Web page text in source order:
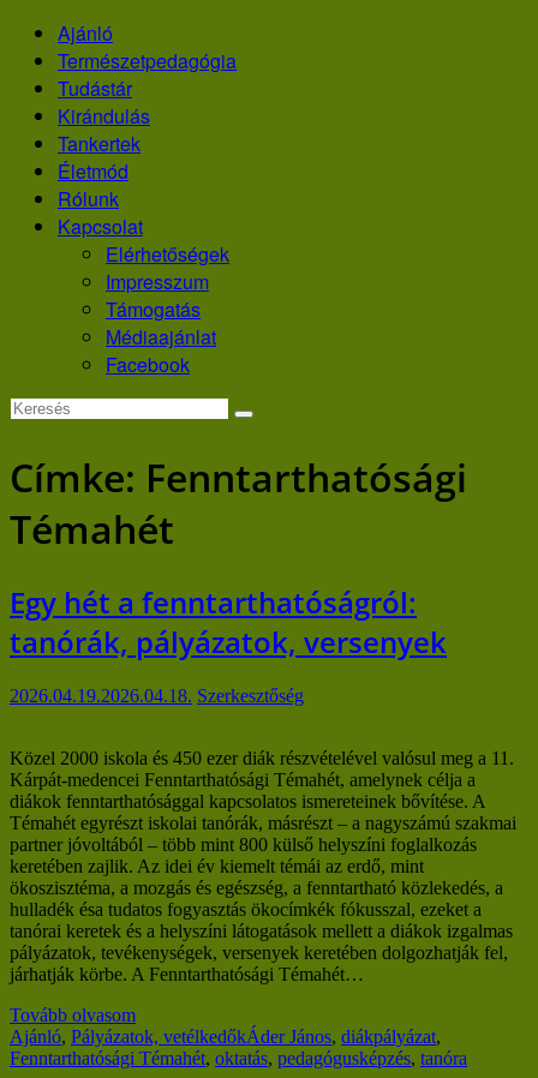
Skip
content
Ajánló
Természetpedagógia
Tudástár
Kirándulás
Tankertek
Életmód
Rólunk
Kapcsolat
Elérhetőségek
Impresszum
Támogatás
Médiaajánlat
Facebook
Címke: Fenntarthatósági
Témahét
Egy hét a fenntarthatóságról:
tanórák, pályázatok, versenyek
2026.04.19.2026.04.18. Szerkesztőség
Közel 2000 iskola és 450 ezer diák részvételével valósul meg a 11.
Kárpát-medencei Fenntarthatósági Témahét, amelynek célja a
diákok fenntarthatósággal kapcsolatos ismereteinek bővítése. A
Témahét egyrészt iskolai tanórák, másrészt – a nagyszámú szakmai
partner jóvoltából – több mint 800 külső helyszíni foglalkozás
keretében zajlik. Az idei év kiemelt témái az erdő, mint
ökoszisztéma, a mozgás és egészség, a fenntartható közlekedés, a
hulladék ésa tudatos fogyasztás ökocímkék fókusszal, ezeket a
tanórai keretek és a helyszíni látogatások mellett a diákok izgalmas
pályázatok, tevékenységek, versenyek keretében dolgozhatják fel,
járhatják körbe. A Fenntarthatósági Témahét…
Tovább olvasom
Ajánló, Pályázatok, vetélkedőkÁder János, diákpályázat,
Fenntarthatósági Témahét, oktatás, pedagógusképzés, tanóra